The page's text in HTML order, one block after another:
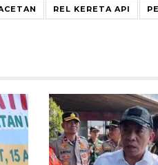
REL KERETA API